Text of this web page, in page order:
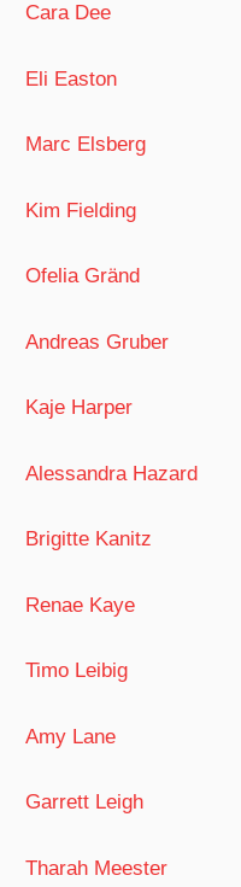
Cara Dee
Eli Easton
Marc Elsberg
Kim Fielding
Ofelia Gränd
Andreas Gruber
Kaje Harper
Alessandra Hazard
Brigitte Kanitz
Renae Kaye
Timo Leibig
Amy Lane
Garrett Leigh
Tharah Meester